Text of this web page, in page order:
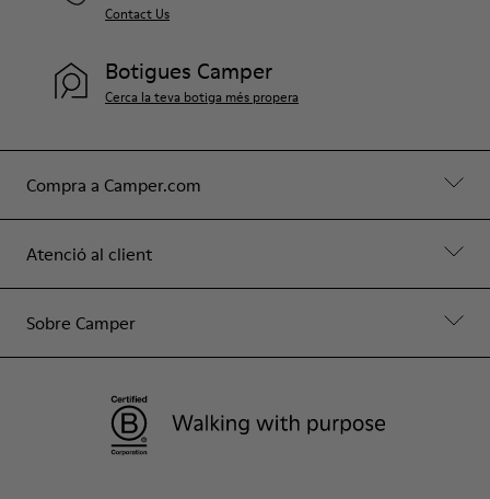
Compra a Camper.com
Atenció al client
Sobre Camper
Contact Us
Botigues Camper
Cerca la teva botiga més propera